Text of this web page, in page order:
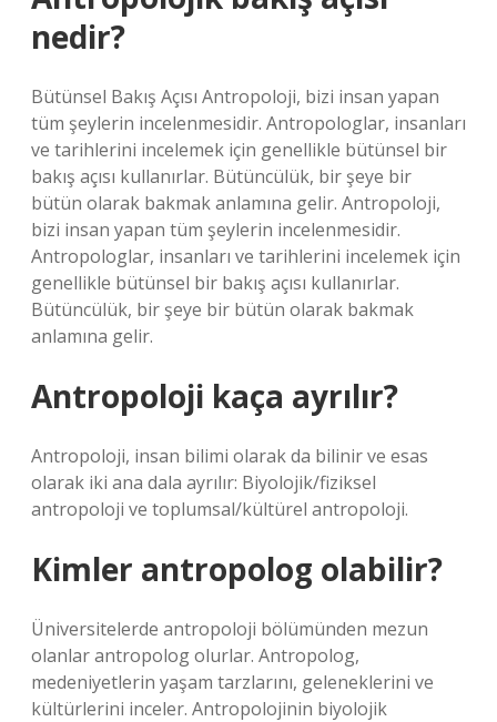
nedir?
Bütünsel Bakış Açısı Antropoloji, bizi insan yapan
tüm şeylerin incelenmesidir. Antropologlar, insanları
ve tarihlerini incelemek için genellikle bütünsel bir
bakış açısı kullanırlar. Bütüncülük, bir şeye bir
bütün olarak bakmak anlamına gelir. Antropoloji,
bizi insan yapan tüm şeylerin incelenmesidir.
Antropologlar, insanları ve tarihlerini incelemek için
genellikle bütünsel bir bakış açısı kullanırlar.
Bütüncülük, bir şeye bir bütün olarak bakmak
anlamına gelir.
Antropoloji kaça ayrılır?
Antropoloji, insan bilimi olarak da bilinir ve esas
olarak iki ana dala ayrılır: Biyolojik/fiziksel
antropoloji ve toplumsal/kültürel antropoloji.
Kimler antropolog olabilir?
Üniversitelerde antropoloji bölümünden mezun
olanlar antropolog olurlar. Antropolog,
medeniyetlerin yaşam tarzlarını, geleneklerini ve
kültürlerini inceler. Antropolojinin biyolojik